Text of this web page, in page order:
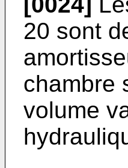
20 sont
chambre
volume